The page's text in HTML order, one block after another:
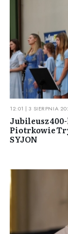
12:01 | 3 SIERPNIA
Jubileusz
Piotrkowie
SYJON